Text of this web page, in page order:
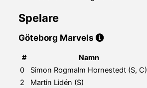
Spelare
Göteborg Marvels
#
Namn
0
Simon Rogmalm Hornestedt (S, C)
2
Martin Lidén (S)